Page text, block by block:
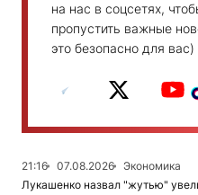
на нас в соцсетях,
пропустить важные
это безопасно для вас)
21:16 07.08.2026
Экономика
Лукашенко назвал "жутью"